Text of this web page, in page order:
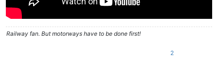
Railway fan. But motorways have to be done first!
2